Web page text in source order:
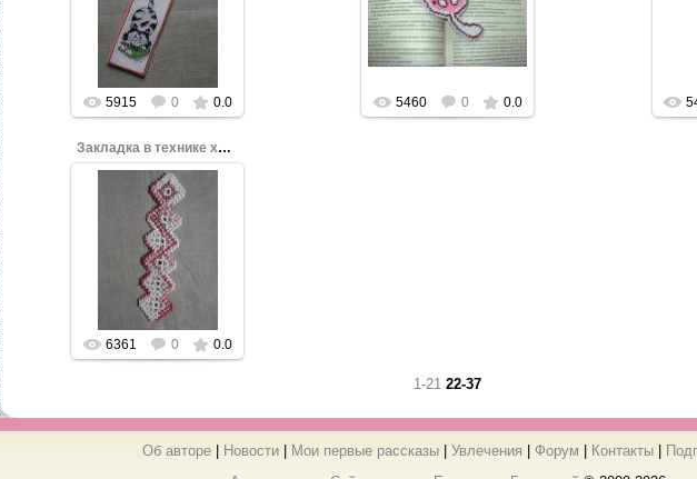
увеличить.
5915 0 0.0
увеличить.
5460 0 0.0
Закладка в технике хардангер
Нажмите, чтобы
увеличить.
6361 0 0.0
1-21 22-37
Об авторе Новости Мои первые рассказы Увлечения Форум Контакты